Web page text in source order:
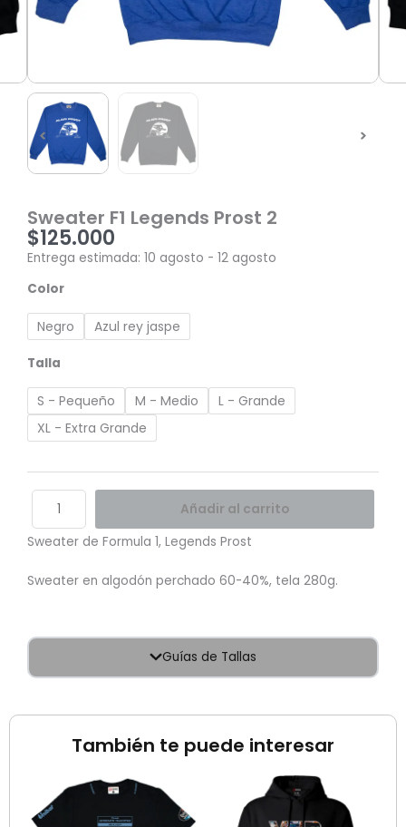
Sweater F1 Legends Prost 2
$125.000
Entrega estimada: 10 agosto - 12 agosto
Color
Negro Azul rey jaspe
Talla
S - Pequeño M - Medio
L - Grande
XL - Extra Grande
Sweater
Legends
Prost
2
Añadir al carrito
Sweater de Formula 1, Legends Prost
Sweater en algodón perchado 60-40%, tela 280g.
Guías de Tallas
También te puede interesar